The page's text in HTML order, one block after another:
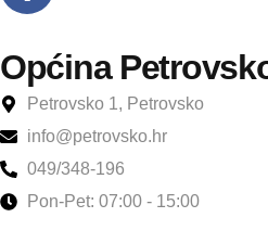
Općina
Petrovsko 1, Petrovsko
info@petrovsko.hr
049/348-196
Pon-Pet: 07:00 - 15:00